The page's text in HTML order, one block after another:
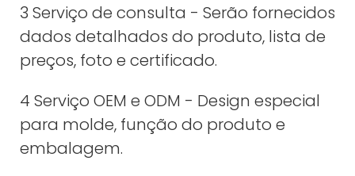
3 Serviço de consulta - Serão fornecidos
dados detalhados do produto, lista de
preços, foto e certificado.
4 Serviço OEM e ODM - Design especial
para molde, função do produto e
embalagem.